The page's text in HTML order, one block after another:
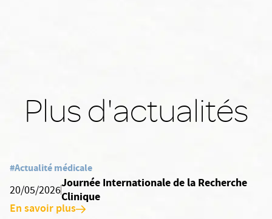
Plus d'actualités
#Actualité médicale
20/05/2026
Journée Internationale de la Recherche
Clinique
En savoir plus